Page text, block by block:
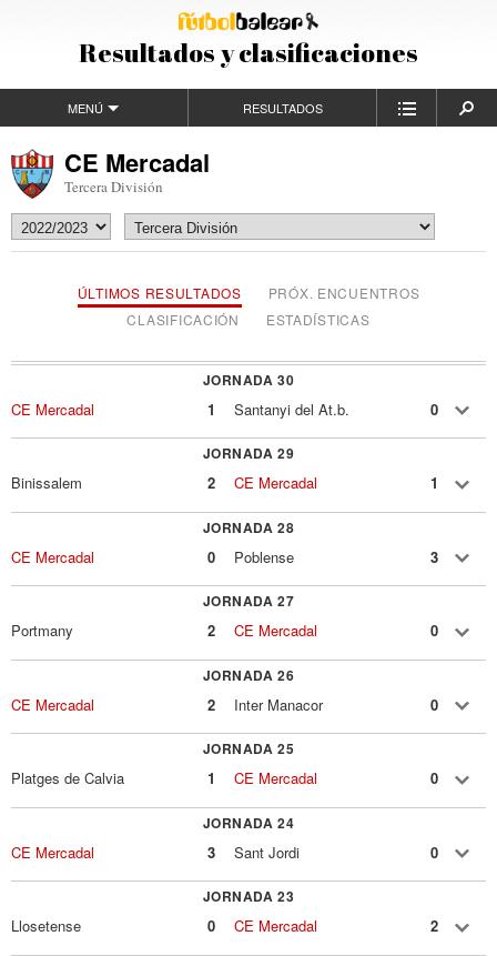
Resultados y clasificaciones
MENÚ RESULTADOS
CE Mercadal
Tercera División
ÚLTIMOS RESULTADOS
PRÓX. ENCUENTROS
CLASIFICACIÓN
ESTADÍSTICAS
JORNADA 30
CE Mercadal 1 Santanyi del At.b. 0
JORNADA 29
Binissalem 2 CE Mercadal 1
JORNADA 28
CE Mercadal 0 Poblense 3
JORNADA 27
Portmany 2 CE Mercadal 0
JORNADA 26
CE Mercadal 2 Inter Manacor 0
JORNADA 25
Platges de Calvia 1 CE Mercadal 0
JORNADA 24
CE Mercadal 3 Sant Jordi 0
JORNADA 23
Llosetense 0 CE Mercadal 2